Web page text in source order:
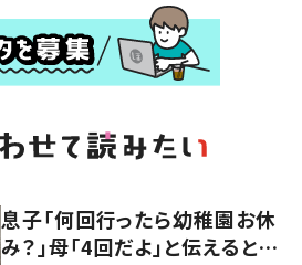
息子「何回行ったら幼稚園お休
み？」母「4回だよ」と伝えると…